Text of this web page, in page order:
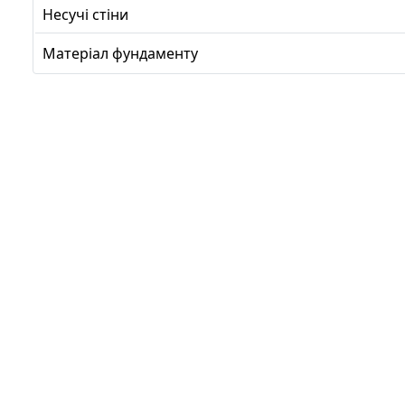
Несучі стіни
Матеріал фундаменту